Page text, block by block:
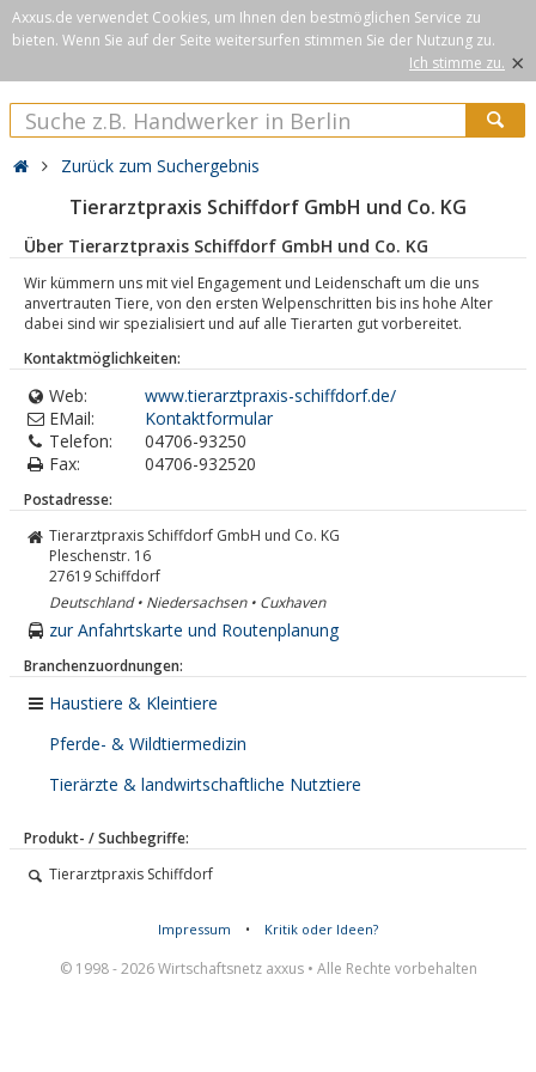
Axxus.de verwendet Cookies, um Ihnen den bestmöglichen Service zu
bieten. Wenn Sie auf der Seite weitersurfen stimmen Sie der Nutzung zu.
Ich stimme zu. ×
Zurück zum Suchergebnis
Tierarztpraxis Schiffdorf GmbH und Co. KG
Über Tierarztpraxis Schiffdorf GmbH und Co. KG
Wir kümmern uns mit viel Engagement und Leidenschaft um die uns
anvertrauten Tiere, von den ersten Welpenschritten bis ins hohe Alter
dabei sind wir spezialisiert und auf alle Tierarten gut vorbereitet.
Kontaktmöglichkeiten:
Web:
www.tierarztpraxis-schiffdorf.de/
EMail:
Kontaktformular
Telefon:
04706-93250
Fax:
04706-932520
Postadresse:
Tierarztpraxis Schiffdorf GmbH und Co. KG
Pleschenstr. 16
27619 Schiffdorf
Deutschland • Niedersachsen • Cuxhaven
zur Anfahrtskarte und Routenplanung
Branchenzuordnungen:
Haustiere & Kleintiere
Pferde- & Wildtiermedizin
Tierärzte & landwirtschaftliche Nutztiere
Produkt- / Suchbegriffe:
Tierarztpraxis Schiffdorf
Impressum • Kritik oder Ideen?
© 1998 - 2026 Wirtschaftsnetz axxus • Alle Rechte vorbehalten